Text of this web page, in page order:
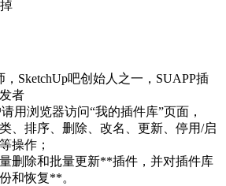
，SketchUp吧创始人之一，SUAPP插
者
用浏览器访问“我的插件库”页面，
、排序、删除、改名、更新、停用/启
操作；
删除和批量更新**插件，并对插件库
和恢复**。